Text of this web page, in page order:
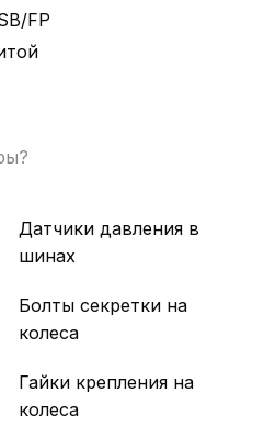
FP
Датчики давления в
шинах
Болты секретки на
колеса
Гайки крепления на
колеса